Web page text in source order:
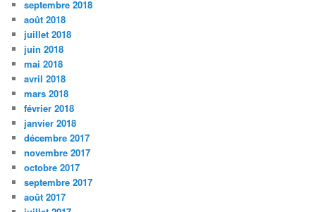
septembre 2018
août 2018
juillet 2018
juin 2018
mai 2018
avril 2018
mars 2018
février 2018
janvier 2018
décembre 2017
novembre 2017
octobre 2017
septembre 2017
août 2017